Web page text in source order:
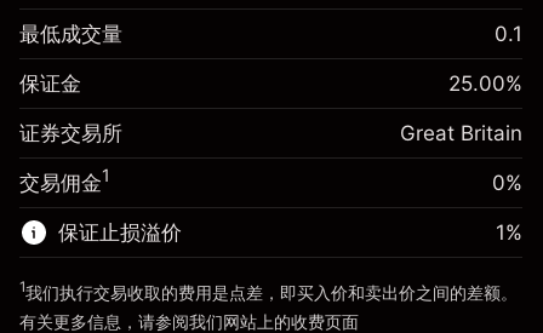
保证金。您的投资 £1,000.00
隔夜仓息
-0.021272
%
(-£0.85)
使用杠杆的交易规模（大约值）
£4,000.00
来自杠杆的资金 - 美元（大约值）
前往平台
保证金。您的投资 £1,000.00
隔夜仓息
来自头寸全值的费用
-0.000646
%
(-£0.03)
使用杠杆的交易规模（大约值）
来自杠杆的资金 - 美元（大约值）
前往平台
最低成交量 0.1
保证金 25.00%
证券交易所 Great Britain
交易佣金1 0%
保证止损溢价 1%
1我们执行交易收取的费用是点差，即买入价和卖出价之间的差额。
有关更多信息，请参阅我们网站上的收费页面